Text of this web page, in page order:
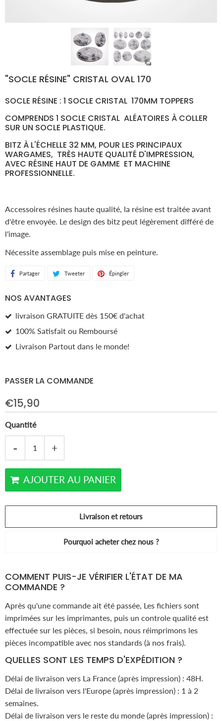
"SOCLE RÉSINE" CRISTAL OVAL 170
SOCLE RÉSINE : 1 SOCLE CRISTAL 170MM TOPPERS
COMPRENDS 1 SOCLE CRISTAL ALÉATOIRES À COLLER
SUR UN SOCLE PLASTIQUE.
BITZ À L'ÉCHELLE 32 MM, POUR LES PRINCIPAUX
WARGAMES, TRÈS HAUTE QUALITÉ D'IMPRESSION,
AVEC RÉSINE HAUT DE GAMME ET MACHINE
PROFESSIONNELLE.
Accessoires résines haute qualité, la résine est traitée avant
d'être envoyée. Le design des bitz peut légèrement différé de
l'image.
Nécessite assemblage puis mise en peinture.
Partager Partager
Facebook
Tweeter TweeterÉpingler
NOS AVANTAGES
livraison GRATUITE dès 150€ d'achat
100% Satisfait ou Remboursé
Livraison Partout dans le monde!
PASSER LA COMMANDE
€15,90
Quantité
+
-
AJOUTER AU PANIER
Livraison et retours
Pourquoi acheter chez nous ?
COMMENT PUIS-JE VÉRIFIER L'ÉTAT DE MA
COMMANDE ?
Après qu'une commande ait été passée, Les fichiers sont
imprimées sur les imprimantes, puis un controle qualité est
effectuée sur les pièces, si besoin, nous réimprimons les
pièces incompatible avec nos standards (à nos frais).
QUELLES SONT LES TEMPS D'EXPÉDITION ?
Délai de livraison vers La France (après impression) : 48H.
Délai de livraison vers l'Europe (après impression) : 1 à 2
semaines.
Délai de livraison vers le reste du monde (après impression) :